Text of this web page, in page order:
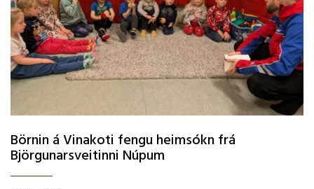
Börnin á Vinakoti fengu heimsókn frá
Björgunarsveitinni Núpum